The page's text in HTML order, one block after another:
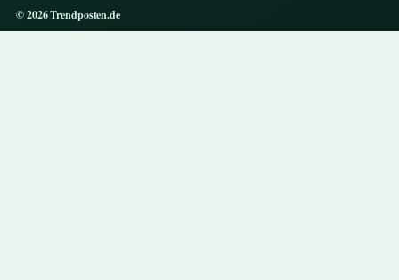
© 2026 Trendposten.de